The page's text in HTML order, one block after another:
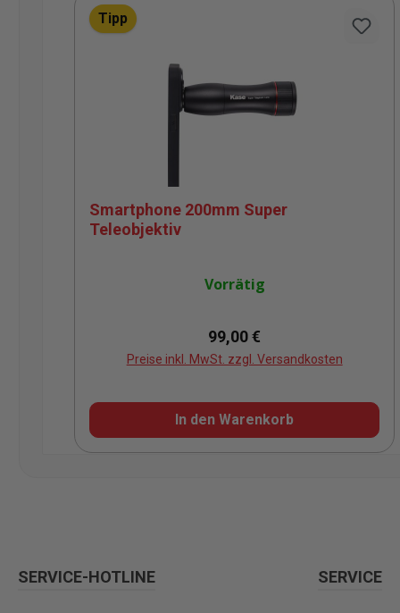
Tipp
Smartphone 200mm Super
Teleobjektiv
Vorrätig
Regulärer Preis:
99,00 €
Preise inkl. MwSt. zzgl. Versandkosten
In den Warenkorb
SERVICE-HOTLINE SERVICE